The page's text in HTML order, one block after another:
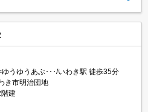
うゆうあぶ･･･/いわき駅 徒歩35分
き市明治団地
建